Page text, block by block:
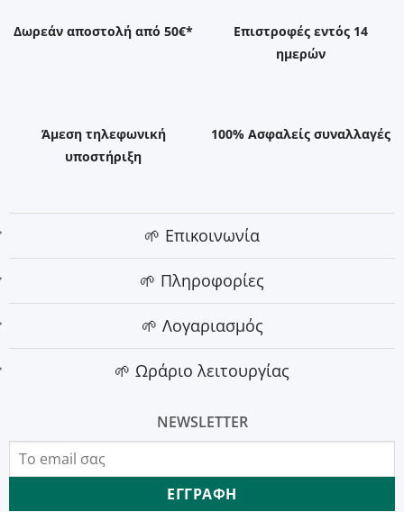
Δωρεάν αποστολή από 50€*
Επιστροφές εντός 14
ημερών
Άμεση τηλεφωνική
υποστήριξη
100% Ασφαλείς συναλλαγές
🌱 Επικοινωνία
🌱 Πληροφορίες
🌱 Λογαριασμός
🌱 Ωράριο λειτουργίας
NEWSLETTER